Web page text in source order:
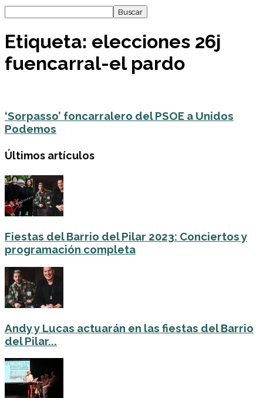
Etiqueta: elecciones 26j
fuencarral-el pardo
‘Sorpasso’ foncarralero del PSOE a Unidos
Podemos
Últimos artículos
Fiestas del Barrio del Pilar 2023: Conciertos y
programación completa
Andy y Lucas actuarán en las fiestas del Barrio
del Pilar...